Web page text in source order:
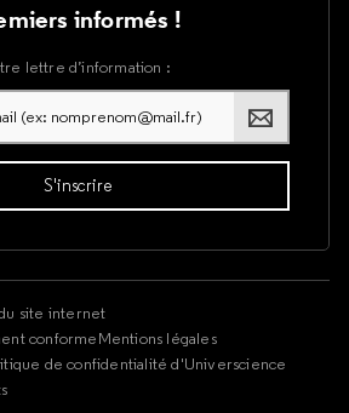
informés !
lettre d’information :
site internet
conformeMentions légales
de confidentialité d'Universcience